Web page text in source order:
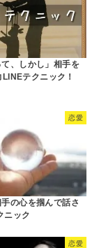
て、しかし」相手を
テクニック！
恋愛
の心を掴んで話さ
ニック
恋愛